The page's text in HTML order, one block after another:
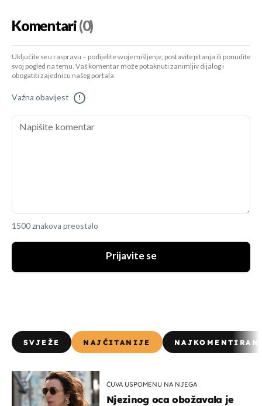
Komentari(0)
Uključite se u raspravu – podijelite svoje mišljenje, postavite pitanja ili ponudite
svoj pogled na temu. Vaš komentar može potaknuti zanimljiv dijalog i
obogatiti zajednicu našeg portala.
Važna obavijest !
1500 znakova preostalo
Prijavite se
SVJEŽE NAJČITANIJE
ČUVA USPOMENU NA NJEGA
Njezinog oca obožavala je